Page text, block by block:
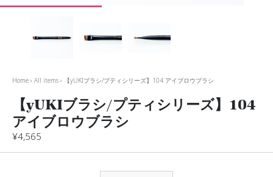
Home › All items › 【yUKIブラシ/プティシリーズ】104 アイブロウブラシ
【yUKIブラシ/プティシリーズ】104
アイブロウブラシ
¥4,565